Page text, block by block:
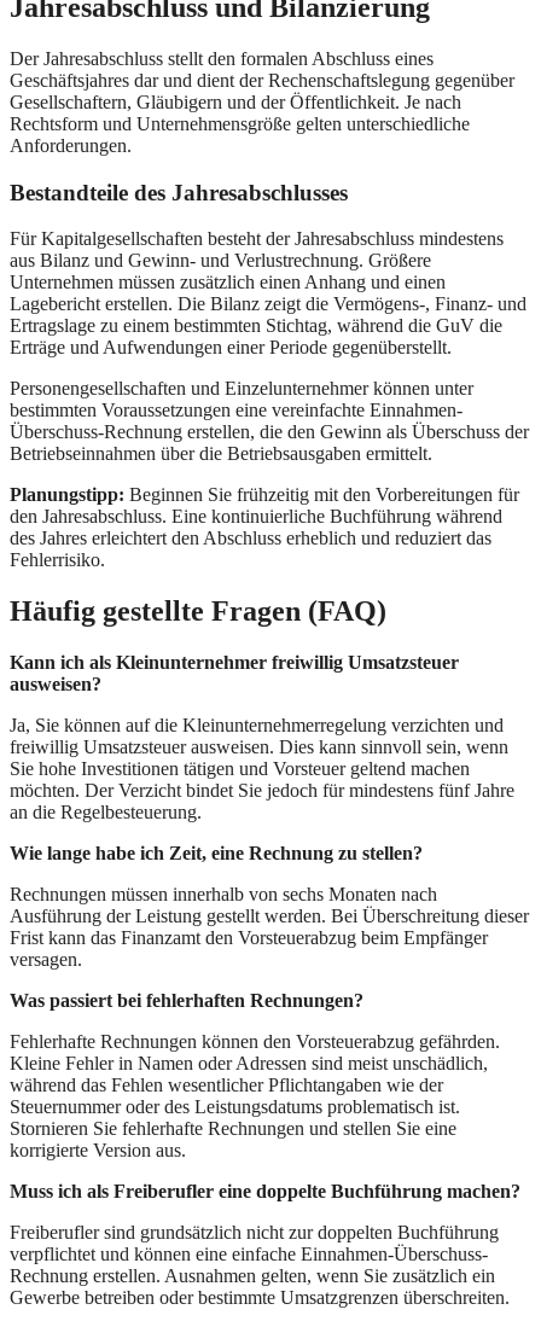
Jahresabschluss und Bilanzierung
Der Jahresabschluss stellt den formalen Abschluss eines
Geschäftsjahres dar und dient der Rechenschaftslegung gegenüber
Gesellschaftern, Gläubigern und der Öffentlichkeit. Je nach
Rechtsform und Unternehmensgröße gelten unterschiedliche
Anforderungen.
Bestandteile des Jahresabschlusses
Für Kapitalgesellschaften besteht der Jahresabschluss mindestens
aus Bilanz und Gewinn- und Verlustrechnung. Größere
Unternehmen müssen zusätzlich einen Anhang und einen
Lagebericht erstellen. Die Bilanz zeigt die Vermögens-, Finanz- und
Ertragslage zu einem bestimmten Stichtag, während die GuV die
Erträge und Aufwendungen einer Periode gegenüberstellt.
Personengesellschaften und Einzelunternehmer können unter
bestimmten Voraussetzungen eine vereinfachte Einnahmen-
Überschuss-Rechnung erstellen, die den Gewinn als Überschuss der
Betriebseinnahmen über die Betriebsausgaben ermittelt.
Planungstipp: Beginnen Sie frühzeitig mit den Vorbereitungen für
den Jahresabschluss. Eine kontinuierliche Buchführung während
des Jahres erleichtert den Abschluss erheblich und reduziert das
Fehlerrisiko.
Häufig gestellte Fragen (FAQ)
Kann ich als Kleinunternehmer freiwillig Umsatzsteuer
ausweisen?
Ja, Sie können auf die Kleinunternehmerregelung verzichten und
freiwillig Umsatzsteuer ausweisen. Dies kann sinnvoll sein, wenn
Sie hohe Investitionen tätigen und Vorsteuer geltend machen
möchten. Der Verzicht bindet Sie jedoch für mindestens fünf Jahre
an die Regelbesteuerung.
Wie lange habe ich Zeit, eine Rechnung zu stellen?
Rechnungen müssen innerhalb von sechs Monaten nach
Ausführung der Leistung gestellt werden. Bei Überschreitung dieser
Frist kann das Finanzamt den Vorsteuerabzug beim Empfänger
versagen.
Was passiert bei fehlerhaften Rechnungen?
Fehlerhafte Rechnungen können den Vorsteuerabzug gefährden.
Kleine Fehler in Namen oder Adressen sind meist unschädlich,
während das Fehlen wesentlicher Pflichtangaben wie der
Steuernummer oder des Leistungsdatums problematisch ist.
Stornieren Sie fehlerhafte Rechnungen und stellen Sie eine
korrigierte Version aus.
Muss ich als Freiberufler eine doppelte Buchführung machen?
Freiberufler sind grundsätzlich nicht zur doppelten Buchführung
verpflichtet und können eine einfache Einnahmen-Überschuss-
Rechnung erstellen. Ausnahmen gelten, wenn Sie zusätzlich ein
Gewerbe betreiben oder bestimmte Umsatzgrenzen überschreiten.